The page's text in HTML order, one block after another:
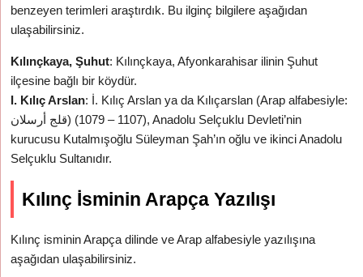
benzeyen terimleri araştırdık. Bu ilginç bilgilere aşağıdan
ulaşabilirsiniz.
Kılınçkaya, Şuhut: Kılınçkaya, Afyonkarahisar ilinin Şuhut
ilçesine bağlı bir köydür.
I. Kılıç Arslan: İ. Kılıç Arslan ya da Kılıçarslan (Arap alfabesiyle:
قلج أرسلان‎) (1079 – 1107), Anadolu Selçuklu Devleti’nin
kurucusu Kutalmışoğlu Süleyman Şah’ın oğlu ve ikinci Anadolu
Selçuklu Sultanıdır.
Kılınç İsminin Arapça Yazılışı
Kılınç isminin Arapça dilinde ve Arap alfabesiyle yazılışına
aşağıdan ulaşabilirsiniz.